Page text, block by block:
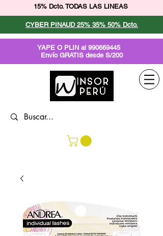
15% Dcto. TODAS LAS LINEAS
CYBER PINAUD 25% 35% 50% Dcto.
YAPE O PLIN al 990669445
Envío GRATIS desde S/200